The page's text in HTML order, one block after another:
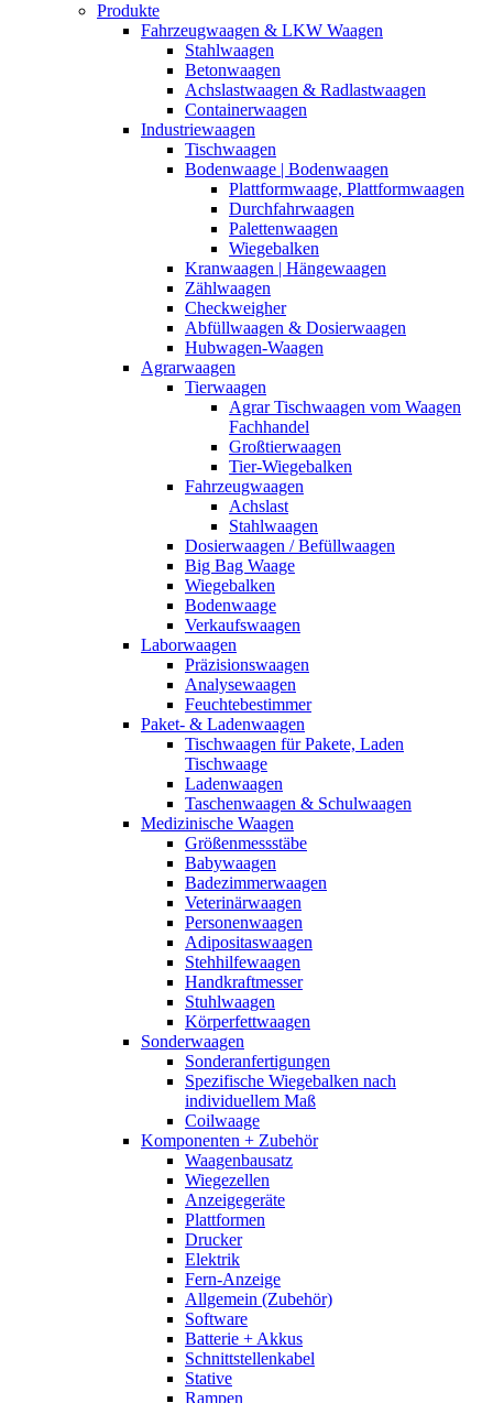
Produkte
Fahrzeugwaagen & LKW Waagen
Stahlwaagen
Betonwaagen
Achslastwaagen & Radlastwaagen
Containerwaagen
Industriewaagen
Tischwaagen
Bodenwaage | Bodenwaagen
Plattformwaage, Plattformwaagen
Durchfahrwaagen
Palettenwaagen
Wiegebalken
Kranwaagen | Hängewaagen
Zählwaagen
Checkweigher
Abfüllwaagen & Dosierwaagen
Hubwagen-Waagen
Agrarwaagen
Tierwaagen
Agrar Tischwaagen vom Waagen
Fachhandel
Großtierwaagen
Tier-Wiegebalken
Fahrzeugwaagen
Achslast
Stahlwaagen
Dosierwaagen / Befüllwaagen
Big Bag Waage
Wiegebalken
Bodenwaage
Verkaufswaagen
Laborwaagen
Präzisionswaagen
Analysewaagen
Feuchtebestimmer
Paket- & Ladenwaagen
Tischwaagen für Pakete, Laden
Tischwaage
Ladenwaagen
Taschenwaagen & Schulwaagen
Medizinische Waagen
Größenmessstäbe
Babywaagen
Badezimmerwaagen
Veterinärwaagen
Personenwaagen
Adipositaswaagen
Stehhilfewaagen
Handkraftmesser
Stuhlwaagen
Körperfettwaagen
Sonderwaagen
Sonderanfertigungen
Spezifische Wiegebalken nach
individuellem Maß
Coilwaage
Komponenten + Zubehör
Waagenbausatz
Wiegezellen
Anzeigegeräte
Plattformen
Drucker
Elektrik
Fern-Anzeige
Allgemein (Zubehör)
Software
Batterie + Akkus
Schnittstellenkabel
Stative
Rampen